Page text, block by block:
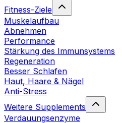
Fitness-Ziele
Muskelaufbau
Abnehmen
Performance
Stärkung des Immunsystems
Regeneration
Besser Schlafen
Haut, Haare & Nägel
Anti-Stress
Weitere Supplements
Verdauungsenzyme